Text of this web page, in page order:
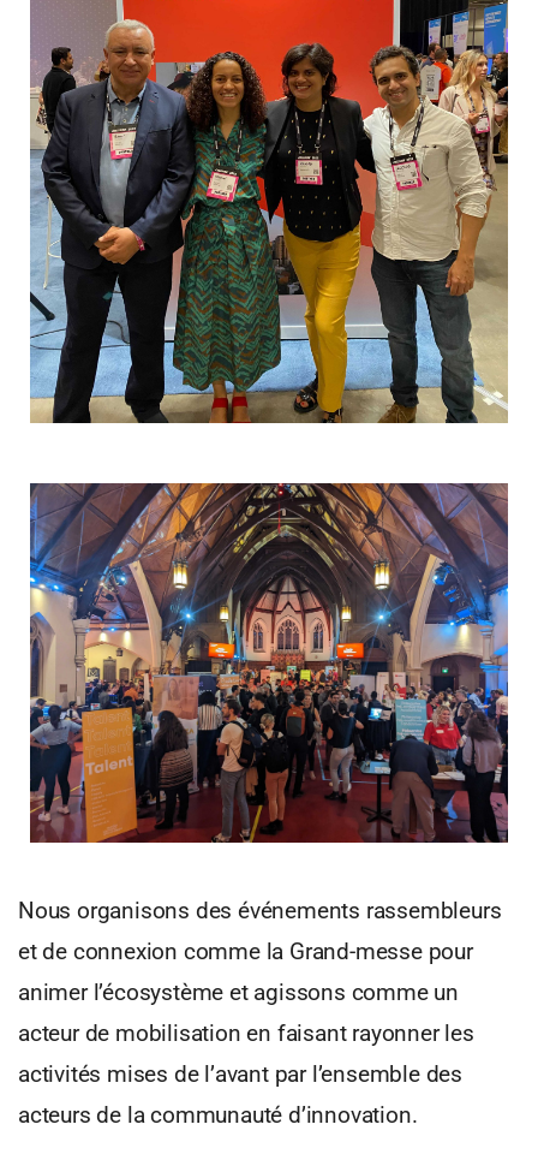
Nous organisons des événements rassembleurs
et de connexion comme la Grand-messe pour
animer l’écosystème et agissons comme un
acteur de mobilisation en faisant rayonner les
activités mises de l’avant par l’ensemble des
acteurs de la communauté d’innovation.